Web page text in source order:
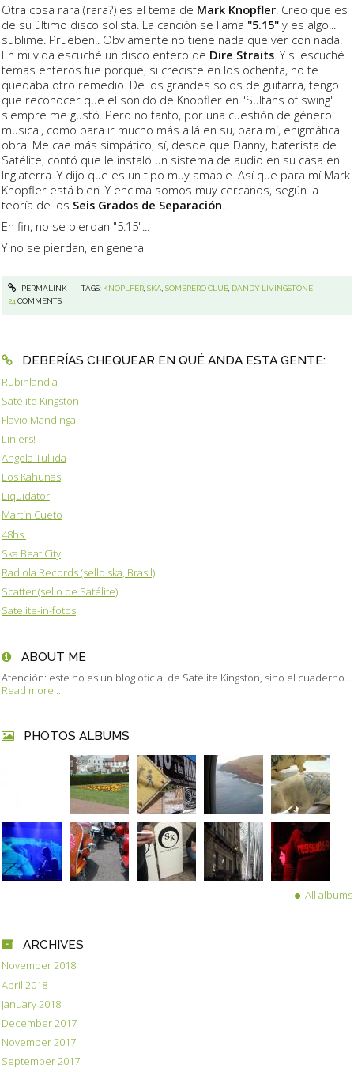
Otra cosa rara (rara?) es el tema de Mark Knopfler . Creo que es
de su último disco solista. La canción se llama "5.15" y es algo...
sublime. Prueben.. Obviamente no tiene nada que ver con nada.
En mi vida escuché un disco entero de Dire Straits . Y si escuché
temas enteros fue porque, si creciste en los ochenta, no te
quedaba otro remedio. De los grandes solos de guitarra, tengo
que reconocer que el sonido de Knopfler en "Sultans of swing"
siempre me gustó. Pero no tanto, por una cuestión de género
musical, como para ir mucho más allá en su, para mí, enigmática
obra. Me cae más simpático, sí, desde que Danny, baterista de
Satélite, contó que le instaló un sistema de audio en su casa en
Inglaterra. Y dijo que es un tipo muy amable. Así que para mí Mark
Knopfler está bien. Y encima somos muy cercanos, según la
teoría de los Seis Grados de Separación
En fin, no se pierdan "5.15"...
Y no se pierdan, en general
PERMALINK TAGS: KNOPLFER, SKA, SOMBRERO CLUB, DANDY LIVINGSTONE
24COMMENTS
DEBERÍAS CHEQUEAR EN QUÉ ANDA ESTA GENTE:
Rubinlandia
Satélite Kingston
Flavio Mandinga
Liniers!
Angela Tullida
Los Kahunas
Liquidator
Martín Cueto
48hs.
Ska Beat City
Radiola Records (sello ska, Brasil)
Scatter (sello de Satélite)
Satelite-in-fotos
ABOUT ME
Atención: este no es un blog oficial de Satélite Kingston, sino el cuaderno...
Read more ...
PHOTOS ALBUMS
All albums
ARCHIVES
November 2018
April 2018
January 2018
December 2017
November 2017
September 2017